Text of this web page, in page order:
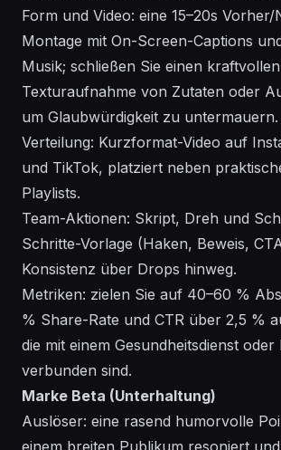
Form und Video: eine 15–20s
Montage mit On-Screen-Captions
Musik; schließen Sie einen kraftvollen
Texturaufnahme von Zutaten oder
um Glaubwürdigkeit zu untermauern.
Verteilung: Kurzformat-Video auf
und TikTok, platziert neben
Playlists.
Team-Aktionen: Skript, Dreh und
Schritte-Vorlage (Haken, Beweis,
Konsistenz über Drops hinweg.
Metriken: zielen Sie auf 40–60 %
% Share-Rate und CTR über 2,5 %
die mit einem Gesundheitsdienst
verbunden sind.
Marke Beta (Unterhaltung)
Auslöser: eine rasend humorvolle
einem breiten Publikum resoniert